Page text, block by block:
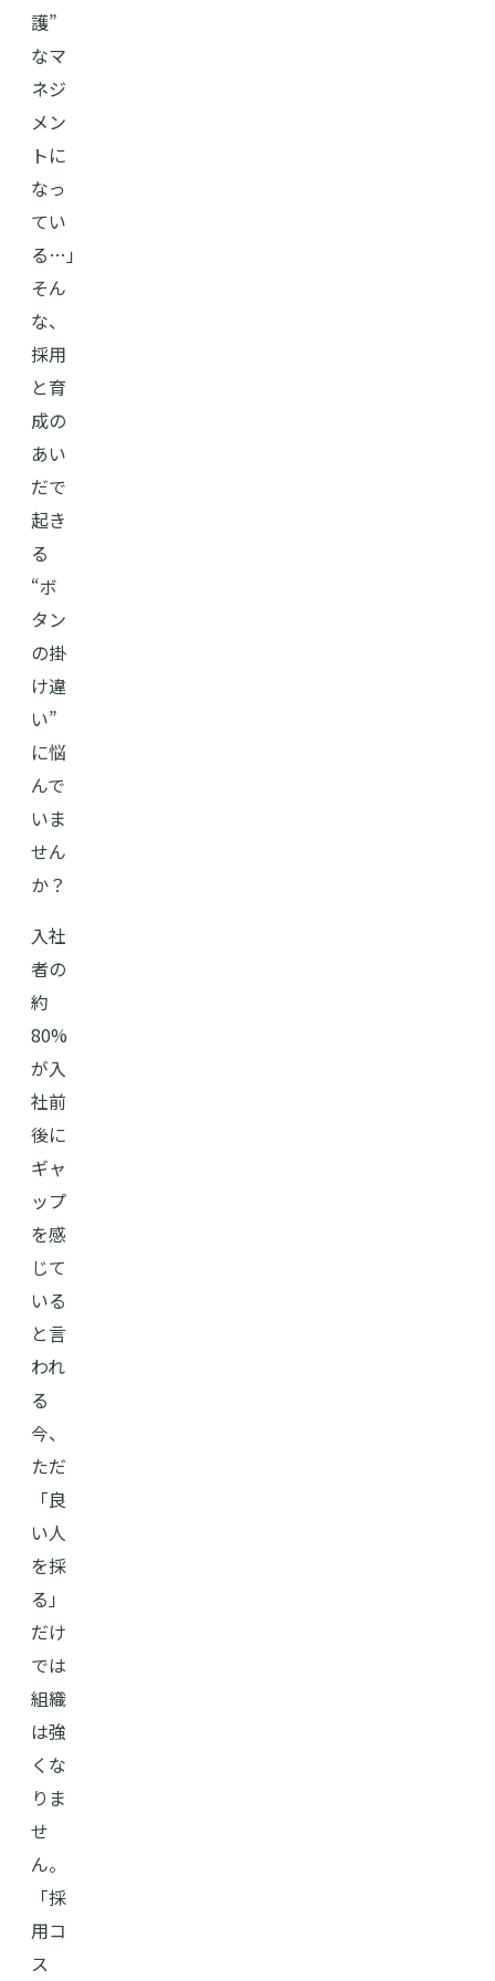
護”
なマ
ネジ
メン
トに
なっ
てい
る…」
そん
な、
採用
と育
成の
あい
だで
起き
る
“ボ
タン
の掛
け違
い”
に悩
んで
いま
せん
か？
入社
者の
約
80%
が入
社前
後に
ギャ
ップ
を感
じて
いる
と言
われ
る
今、
ただ
「良
い人
を採
る」
だけ
では
組織
は強
くな
りま
せ
ん。
「採
用コ
ス